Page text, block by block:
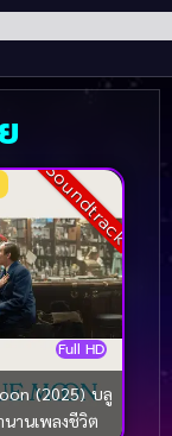
Soundtrack
Full HD
(2025) บลู
านเพลงชีวิต